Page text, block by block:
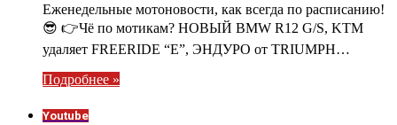
Еженедельные мотоновости, как всегда по расписанию!
😎 👉Чё по мотикам? НОВЫЙ BMW R12 G/S, KTM
удаляет FREERIDE “E”, ЭНДУРО от TRIUMPH…
Подробнее »
Youtube